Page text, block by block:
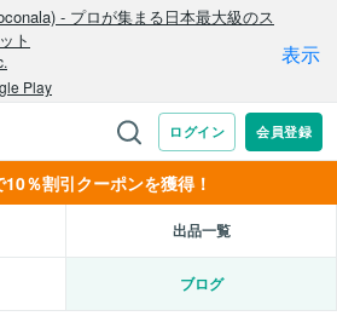
％割引クーポンを獲得！
出品一覧
ブログ